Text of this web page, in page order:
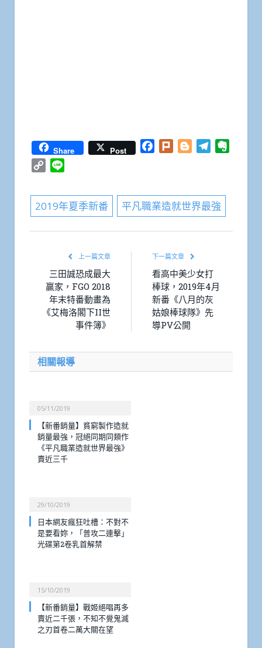
Share Post Facebook
Plurk BloggerTelegram
Copy
2019年夏季新番 平凡職業造就世界最強
上一篇文章
三田誠恐成最大
贏家，FGO 2018
年末特番動畫為
《艾梅洛閣下II世
事件簿》
下一篇文章
看高中美少女打
棒球，2019年4月
新番《八月的灰
姑娘棒球隊》先
導PV公開
相關報導
05/11/2019
【新番銷量】貧窮製作造就
銷量最強，冠絕同期同類作
《平凡職業造就世界最強》
賣近三千
29/10/2019
日本網友瘋狂吐槽：不對不
是要看妳，「普攻二連擊」
光碟第2卷乳首解禁
15/10/2019
【新番銷量】戰姬絕唱再多
賣近二千張，不知不覺鬼滅
之刃首卷二萬大關在望